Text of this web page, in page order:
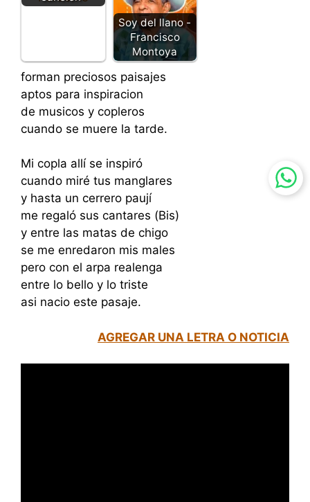
Soy del llano -
Francisco
Montoya
forman preciosos paisajes
aptos para inspiracion
de musicos y copleros
cuando se muere la tarde.
Mi copla allí se inspiró
cuando miré tus manglares
y hasta un cerrero paují
me regaló sus cantares (Bis)
y entre las matas de chigo
se me enredaron mis males
pero con el arpa realenga
entre lo bello y lo triste
asi nacio este pasaje.
AGREGAR UNA LETRA O NOTICIA